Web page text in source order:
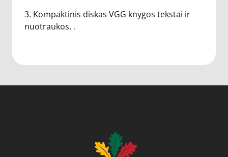
3. Kompaktinis diskas VGG knygos tekstai ir
nuotraukos. .